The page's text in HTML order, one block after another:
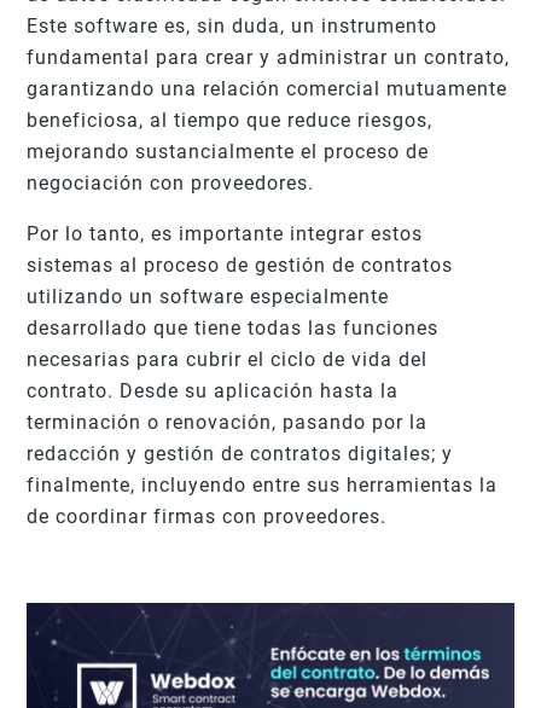
Este software es, sin duda, un instrumento
fundamental para crear y administrar un contrato,
garantizando una relación comercial mutuamente
beneficiosa, al tiempo que reduce riesgos,
mejorando sustancialmente el proceso de
negociación con proveedores.
Por lo tanto, es importante integrar estos
sistemas al proceso de gestión de contratos
utilizando un software especialmente
desarrollado que tiene todas las funciones
necesarias para cubrir el ciclo de vida del
contrato. Desde su aplicación hasta la
terminación o renovación, pasando por la
redacción y gestión de contratos digitales; y
finalmente, incluyendo entre sus herramientas la
de coordinar firmas con proveedores.